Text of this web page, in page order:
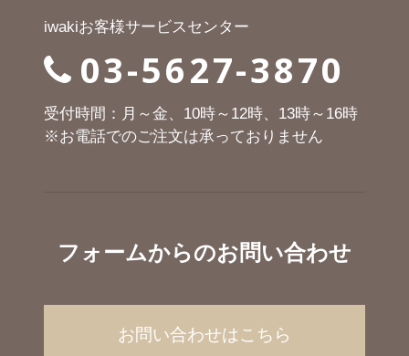
iwakiお客様サービスセンター
03-5627-3870
受付時間：月～金、10時～12時、13時～16時
※お電話でのご注文は承っておりません
フォームからのお問い合わせ
お問い合わせはこちら